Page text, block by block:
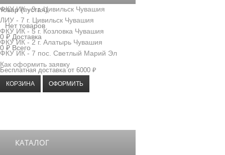
ФКУ ИК - 9 г. Цивильск Чувашия
ЛИУ - 7 г. Цивильск Чувашия
ФКУ ИК - 5 г. Козловка Чувашия
ФКУ ИК - 2 г. Алатырь Чувашия
ФКУ ИК - 7 пос. Светлый Марий Эл
Как оформить заявку
товар (пустая)
Нет товаров
0 ₽ Доставка
0 ₽ Всего
Бесплатная доставка от 6000 ₽
КОРЗИНА ОФОРМИТЬ
КАТАЛОГ